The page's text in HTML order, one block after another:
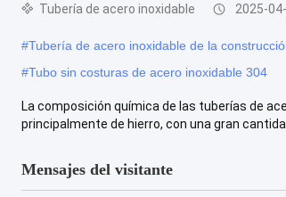
Tubería de acero inoxidable 2025-
#Tubería de acero inoxidable de la
#Tubo sin costuras de acero inoxidable 304
La composición química de las tuberías de
principalmente de hierro, con una gran
Mensajes del visitante